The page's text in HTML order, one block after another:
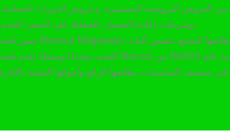
العروض الترويجية المستمرة، وعروض الدورات المجانية،
وسرعات إعادة التحميل، للحفاظ على السحر الجديد.
تتميز لعبة Medusa Megaways بتصميمها الجذاب وطابعها الممتع. تتضمن آليات Megaways الجديدة لمسة جديدة مع كل لمسة، مما يُبقي أسلوب اللعب
الجديد متجددًا وممتعًا. تقدم لعبة Narcos من NetEnt لعبة سلوتس مليئة بالإثارة مستوحاة من سلسلة ألعاب الجريمة الشهيرة. صدرت هذه اللعبة عام